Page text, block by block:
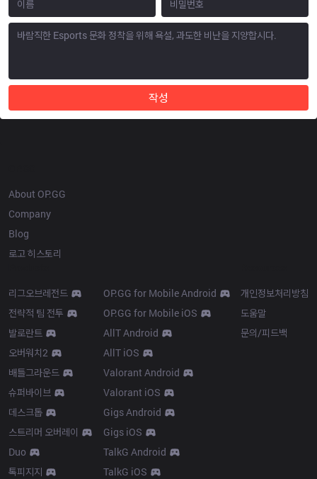
작성
About OP.GG
Company
Blog
로고 히스토리
리그오브레전드
전략적 팀 전투
발로란트
오버워치2
배틀그라운드
슈퍼바이브
데스크톱
스트리머 오버레이
Duo
톡피지지
OP.GG for Mobile Android
OP.GG for Mobile iOS
AllT Android
AllT iOS
Valorant Android
Valorant iOS
Gigs Android
Gigs iOS
TalkG Android
TalkG iOS
개인정보처리방침
도움말
문의/피드백